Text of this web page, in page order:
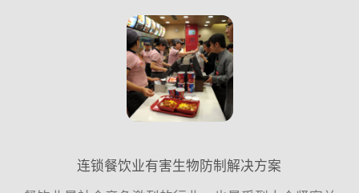
方面是企业内部发展的需要，;例外一方面也是工厂自
身竞争力的一个...
连锁餐饮业有害生物防制解决方案